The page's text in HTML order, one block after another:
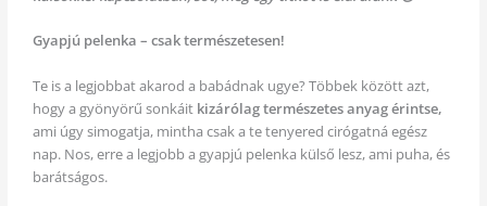
Gyapjú pelenka – csak természetesen!
Te is a legjobbat akarod a babádnak ugye? Többek között azt,
hogy a gyönyörű sonkáit kizárólag természetes anyag érintse,
ami úgy simogatja, mintha csak a te tenyered cirógatná egész
nap. Nos, erre a legjobb a gyapjú pelenka külső lesz, ami puha, és
barátságos.